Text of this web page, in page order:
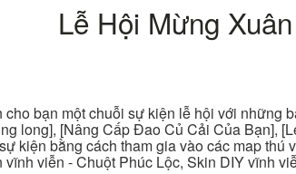
Lễ Hội Mừng Xuân
bạn một chuỗi sự kiện lễ hội với những
long], [Nâng Cấp Đao Củ Cải Của Bạn],
kiện bằng cách tham gia vào các map thú
viễn - Chuột Phúc Lộc, Skin DIY vĩnh